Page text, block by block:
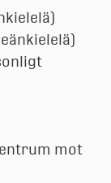
mot